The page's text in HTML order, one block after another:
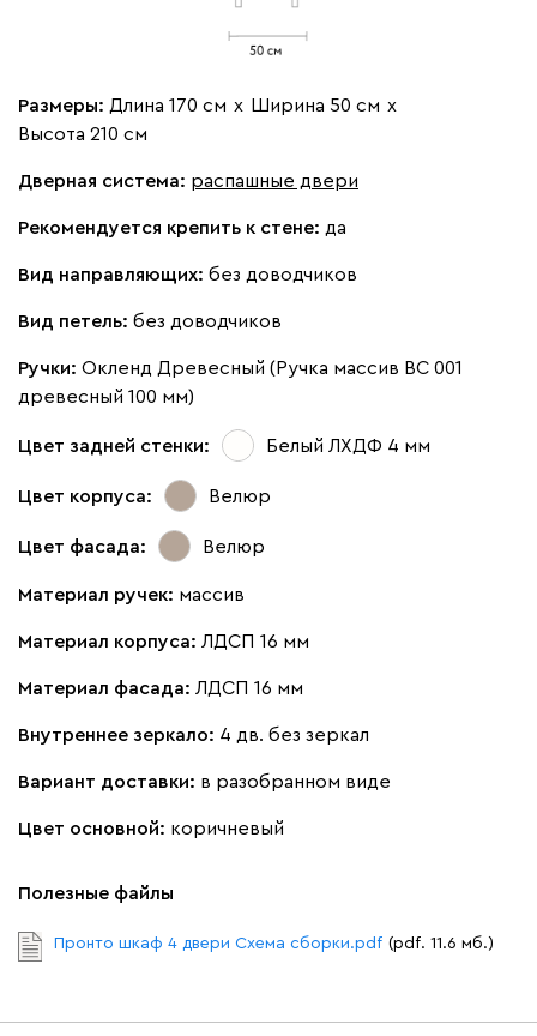
Размеры: Длина 170 см х Ширина 50 см х
Высота 210 см
Дверная система: распашные двери
Рекомендуется крепить к стене: да
Вид направляющих: без доводчиков
Вид петель: без доводчиков
Ручки: Окленд Древесный (Ручка массив ВС 001
древесный 100 мм)
Цвет задней стенки: Белый ЛХДФ 4 мм
Цвет корпуса: Велюр
Цвет фасада: Велюр
Материал ручек: массив
Материал корпуса: ЛДСП 16 мм
Материал фасада: ЛДСП 16 мм
Внутреннее зеркало: 4 дв. без зеркал
Вариант доставки: в разобранном виде
Цвет основной: коричневый
Полезные файлы
Пронто шкаф 4 двери Схема сборки.pdf (pdf. 11.6 мб.)